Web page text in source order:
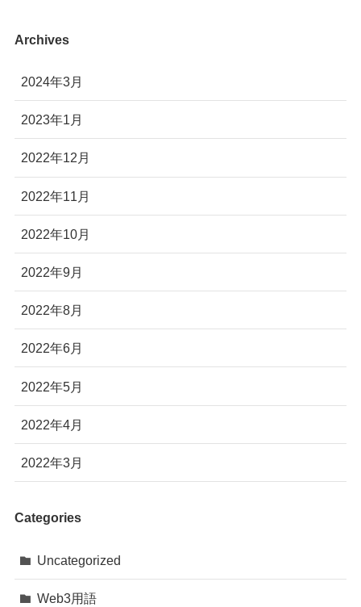
Archives
2024年3月
2023年1月
2022年12月
2022年11月
2022年10月
2022年9月
2022年8月
2022年6月
2022年5月
2022年4月
2022年3月
Categories
Uncategorized
Web3用語